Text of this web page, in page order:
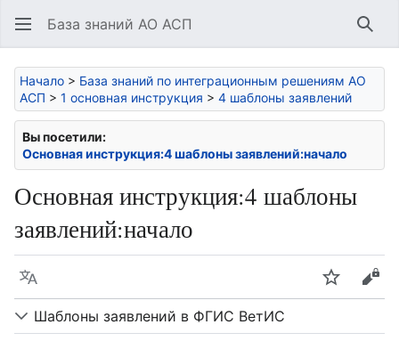
База знаний АО АСП
Начало > База знаний по интеграционным решениям АО
АСП > 1 основная инструкция > 4 шаблоны заявлений
Вы посетили:
Основная инструкция:4 шаблоны заявлений:начало
Основная инструкция:4 шаблоны
заявлений:начало
Язык Следить
Шаблоны заявлений в ФГИС ВетИС